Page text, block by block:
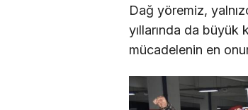
Dağ yöremiz,
yıllarında da
mücadelenin en